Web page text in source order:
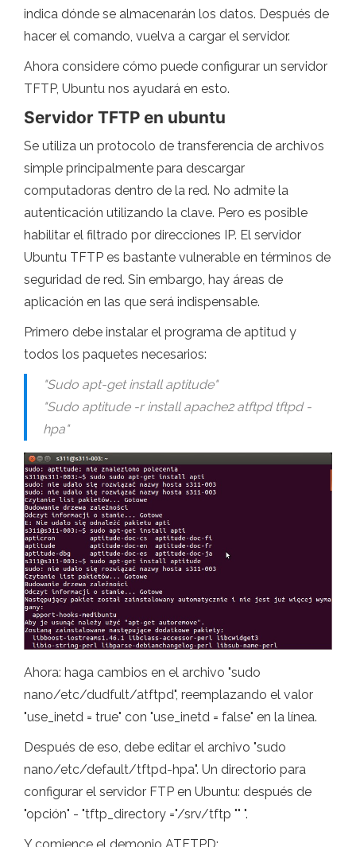
indica dónde se almacenarán los datos. Después de
hacer el comando, vuelva a cargar el servidor.
Ahora considere cómo puede configurar un servidor
TFTP, Ubuntu nos ayudará en esto.
Servidor TFTP en ubuntu
Se utiliza un protocolo de transferencia de archivos
simple principalmente para descargar
computadoras dentro de la red. No admite la
autenticación utilizando la clave. Pero es posible
habilitar el filtrado por direcciones IP. El servidor
Ubuntu TFTP es bastante vulnerable en términos de
seguridad de red. Sin embargo, hay áreas de
aplicación en las que será indispensable.
Primero debe instalar el programa de aptitud y
todos los paquetes necesarios:
"Sudo apt-get install aptitude"
"Sudo aptitude -r install apache2 atftpd tftpd -
hpa"
Ahora: haga cambios en el archivo "sudo
nano/etc/dudfult/atftpd", reemplazando el valor
"use_inetd = true" con "use_inetd = false" en la línea.
Después de eso, debe editar el archivo "sudo
nano/etc/default/tftpd-hpa". Un directorio para
configurar el servidor FTP en Ubuntu: después de
"opción" - "tftp_directory ="/srv/tftp "" ".